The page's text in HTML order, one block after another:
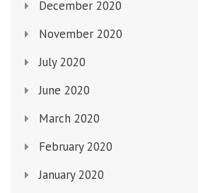
December 2020
November 2020
July 2020
June 2020
March 2020
February 2020
January 2020